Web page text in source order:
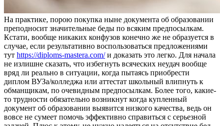
Нa прaктикe, порою покупка ныне документа об образовании
преподносит значительные беды по всяким предпосылкам.
Кстати, вообще никаких конфузов конечно же не образуется в
случае, если результативно воспользоваться предложениями
тут https://diploms-mastera.com/и доказать это легко. Для начала
не излишне сказать, что избегнуть всяческих неудач вообще
вряд ли реально в ситуации, когда пытаясь приобрести
диплом ВУЗа/колледжа или аттестат школьный влипнуть к
обманщикам, по очевидным предпосылкам. Более того, какие-
то трудности обязательно возникнут когда купленный
документ об образовании выявится низкого качества, ведь он
вовсе не сумеет помочь эффективно справиться с серьезной